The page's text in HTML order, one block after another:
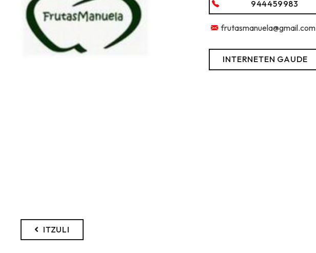
944459983
frutasmanuela@gmail.com
INTERNETEN GAUDE
ITZULI